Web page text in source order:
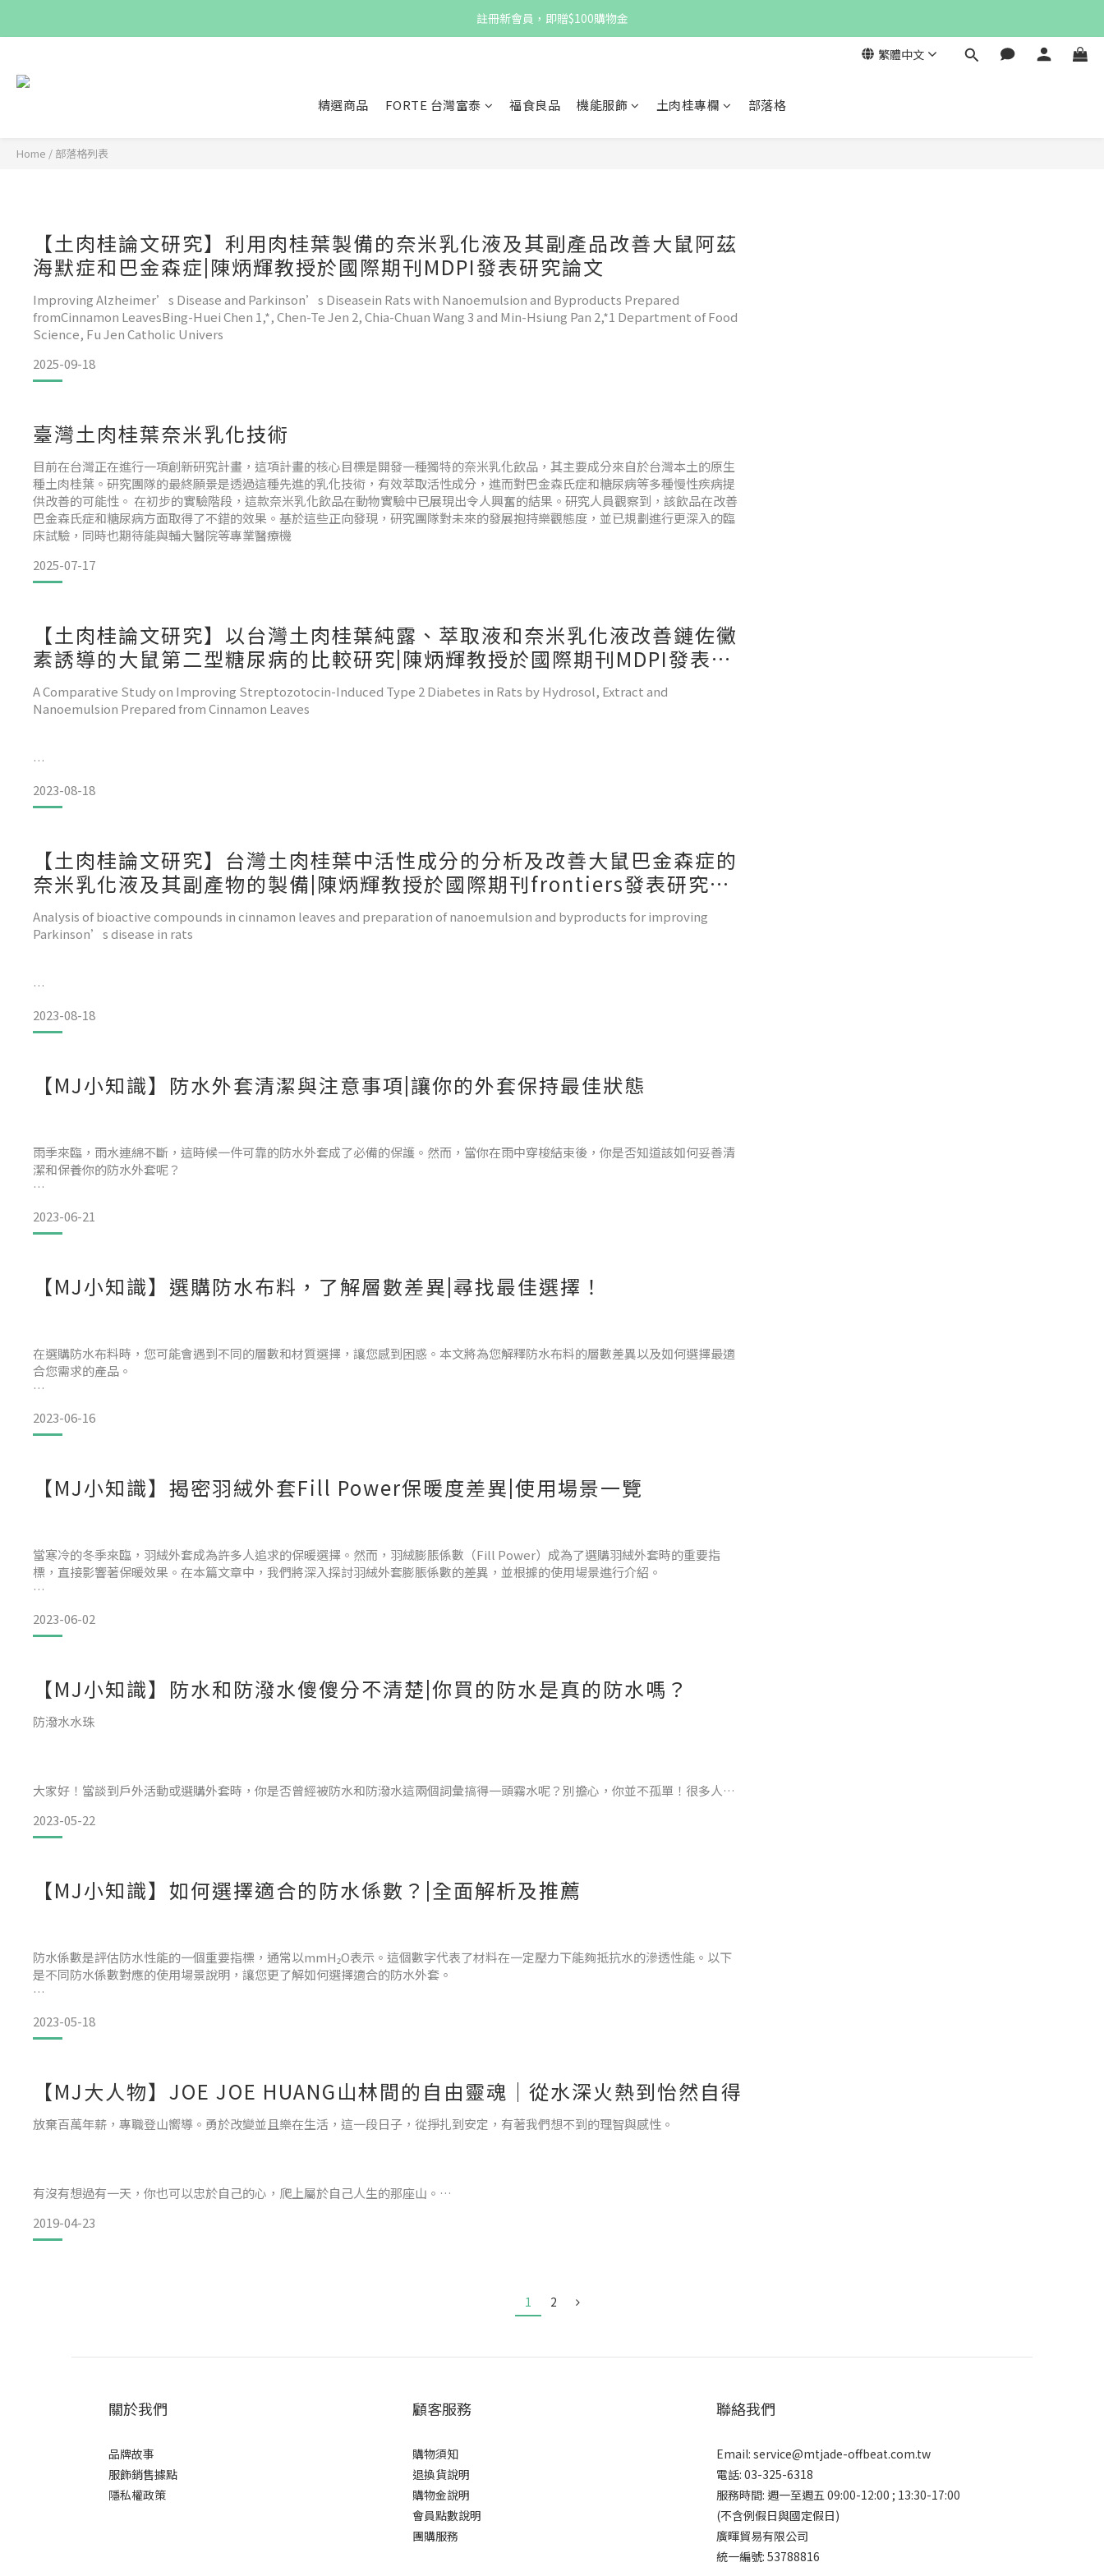
註冊新會員，即贈$100購物金
註冊新會員，即贈$100購物金
繁體中文
精選商品 FORTE 台灣富泰 福食良品 機能服飾 土肉桂專欄 部落格
Home / 部落格列表
【土肉桂論文研究】利用肉桂葉製備的奈米乳化液及其副產品改善大鼠阿茲
海默症和巴金森症|陳炳輝教授於國際期刊MDPI發表研究論文
Improving Alzheimer’s Disease and Parkinson’s Diseasein Rats with Nanoemulsion and Byproducts Prepared
fromCinnamon LeavesBing-Huei Chen 1,*, Chen-Te Jen 2, Chia-Chuan Wang 3 and Min-Hsiung Pan 2,*1 Department of Food
Science, Fu Jen Catholic Univers
2025-09-18
臺灣土肉桂葉奈米乳化技術
目前在台灣正在進行一項創新研究計畫，這項計畫的核心目標是開發一種獨特的奈米乳化飲品，其主要成分來自於台灣本土的原生
種土肉桂葉。研究團隊的最終願景是透過這種先進的乳化技術，有效萃取活性成分，進而對巴金森氏症和糖尿病等多種慢性疾病提
供改善的可能性。 在初步的實驗階段，這款奈米乳化飲品在動物實驗中已展現出令人興奮的結果。研究人員觀察到，該飲品在改善
巴金森氏症和糖尿病方面取得了不錯的效果。基於這些正向發現，研究團隊對未來的發展抱持樂觀態度，並已規劃進行更深入的臨
床試驗，同時也期待能與輔大醫院等專業醫療機
2025-07-17
【土肉桂論文研究】以台灣土肉桂葉純露、萃取液和奈米乳化液改善鏈佐黴
素誘導的大鼠第二型糖尿病的比較研究|陳炳輝教授於國際期刊MDPI發表研
究論文
A Comparative Study on Improving Streptozotocin-Induced Type 2 Diabetes in Rats by Hydrosol, Extract and
Nanoemulsion Prepared from Cinnamon Leaves
1.Department of Food Science, Fu Jen Catholic Univ
2023-08-18
【土肉桂論文研究】台灣土肉桂葉中活性成分的分析及改善大鼠巴金森症的
奈米乳化液及其副產物的製備|陳炳輝教授於國際期刊frontiers發表研究論
文
Analysis of bioactive compounds in cinnamon leaves and preparation of nanoemulsion and byproducts for improving
Parkinson’s disease in rats
1.Department of Food Science, Fu Jen Catholic Uni
2023-08-18
【MJ小知識】防水外套清潔與注意事項|讓你的外套保持最佳狀態
雨季來臨，雨水連綿不斷，這時候一件可靠的防水外套成了必備的保護。然而，當你在雨中穿梭結束後，你是否知道該如何妥善清
潔和保養你的防水外套呢？
1.注意拉鍊和口袋
扣緊所有口袋蓋、魔鬼粘扣或其他附件，以防止在清洗過程中損壞。
2023-06-21
【MJ小知識】選購防水布料，了解層數差異|尋找最佳選擇！
在選購防水布料時，您可能會遇到不同的層數和材質選擇，讓您感到困惑。本文將為您解釋防水布料的層數差異以及如何選擇最適
合您需求的產品。
雙層防水布料：這種布料具有兩層結構，通常由防水塗層和內層保護層組成。它提供較高的防水性能和更好的耐久性，適合於中度
三層防水布料：這是高級防水選項，具有三層結構。防水塗層位於外層，中間層提供防水透氣性，內層則提供舒適性。這種布料適
在選購防水布料
2023-06-16
【MJ小知識】揭密羽絨外套Fill Power保暖度差異|使用場景一覽
當寒冷的冬季來臨，羽絨外套成為許多人追求的保暖選擇。然而，羽絨膨脹係數（Fill Power）成為了選購羽絨外套時的重要指
標，直接影響著保暖效果。在本篇文章中，我們將深入探討羽絨外套膨脹係數的差異，並根據的使用場景進行介紹。
羽絨膨脹係數的意義：
800 Fill Power：這是高等級的膨脹係數，適合台灣極寒的環境，如高山地區或冬季登山。
2023-06-02
【MJ小知識】防水和防潑水傻傻分不清楚|你買的防水是真的防水嗎？
防潑水水珠
大家好！當談到戶外活動或選購外套時，你是否曾經被防水和防潑水這兩個詞彙搞得一頭霧水呢？別擔心，你並不孤單！很多人都
防水 (Water proof)：
2023-05-22
【MJ小知識】如何選擇適合的防水係數？|全面解析及推薦
防水係數是評估防水性能的一個重要指標，通常以mmH₂O表示。這個數字代表了材料在一定壓力下能夠抵抗水的滲透性能。以下
是不同防水係數對應的使用場景說明，讓您更了解如何選擇適合的防水外套。
防水係數3000mmH₂O：
這個係數的防水外套適合於輕微陣雨或短暫的雨天使用，能夠有效阻擋輕度的水滲透。它適合於日常城市活動、輕度戶外運動或作
為平日上班通勤的保護。
具有這個係數的防水外套在中等雨勢下表現良好，能夠有效抵擋中
2023-05-18
【MJ大人物】JOE JOE HUANG山林間的自由靈魂｜從水深火熱到怡然自得
放棄百萬年薪，專職登山嚮導。勇於改變並且樂在生活，這一段日子，從掙扎到安定，有著我們想不到的理智與感性。
有沒有想過有一天，你也可以忠於自己的心，爬上屬於自己人生的那座山。
一位登山資歷二十多年的高山嚮導，JOE JOE HUANG選擇賠上七年的時間、上百多萬的金錢，換來往後靈魂的自由；甚至跳脫相
對優渥穩定的薪水環境，給自己一個重新開始的人生，在山林間悠遊樂活。
2019-04-23
1 2
關於我們
品牌故事
服飾銷售據點
隱私權政策
顧客服務
購物須知
退換貨說明
購物金說明
會員點數說明
團購服務
聯絡我們
Email: service@mtjade-offbeat.com.tw
電話: 03-325-6318
服務時間: 週一至週五 09:00-12:00 ; 13:30-17:00
(不含例假日與國定假日)
廣暉貿易有限公司
統一編號: 53788816